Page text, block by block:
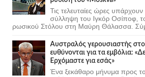
Τις τελευταίες ώρες
σύλληψη του Ιγκόρ Οσίποφ,
ρωσικού Στόλου στη Μαύρη Θάλασσα.
Αυστραλός γερουσιαστής
ευθύνονται για τα εμβόλια:
Ερχόμαστε για εσάς»
Ένα ξεκάθαρο μήνυμα προς